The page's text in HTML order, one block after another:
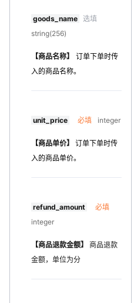
goods_name 选填
string(256)
【商品名称】
订单下单时传
入的商品名称。
unit_price 必填 integer
【商品单价】
订单下单时传
入的商品单价。
refund_amount
必填
integer
【商品退款金额】
商品退款
金额，单位为分